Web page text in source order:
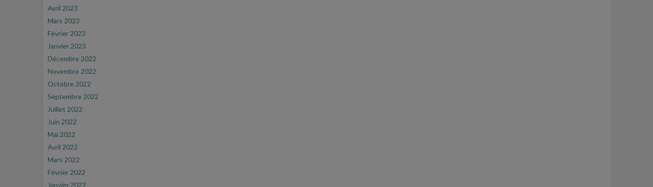
Avril 2023
Mars 2023
Février 2023
Janvier 2023
Décembre 2022
Novembre 2022
Octobre 2022
Septembre 2022
Juillet 2022
Juin 2022
Mai 2022
Avril 2022
Mars 2022
Février 2022
Janvier 2022